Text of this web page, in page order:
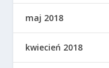
maj 2018
kwiecień 2018